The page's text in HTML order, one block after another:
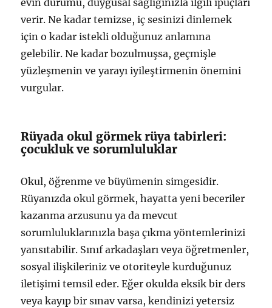
evin durumu, duygusal sağlığınızla ilgili ipuçları
verir. Ne kadar temizse, iç sesinizi dinlemek
için o kadar istekli olduğunuz anlamına
gelebilir. Ne kadar bozulmuşsa, geçmişle
yüzleşmenin ve yarayı iyileştirmenin önemini
vurgular.
Rüyada okul görmek rüya tabirleri:
çocukluk ve sorumluluklar
Okul, öğrenme ve büyümenin simgesidir.
Rüyanızda okul görmek, hayatta yeni beceriler
kazanma arzusunu ya da mevcut
sorumluluklarınızla başa çıkma yöntemlerinizi
yansıtabilir. Sınıf arkadaşları veya öğretmenler,
sosyal ilişkileriniz ve otoriteyle kurduğunuz
iletişimi temsil eder. Eğer okulda eksik bir ders
veya kayıp bir sınav varsa, kendinizi yetersiz